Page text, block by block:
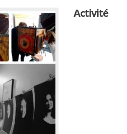
Activité